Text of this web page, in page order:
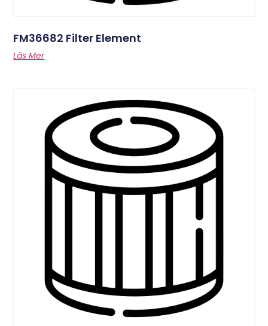
FM36682 Filter Element
Läs Mer